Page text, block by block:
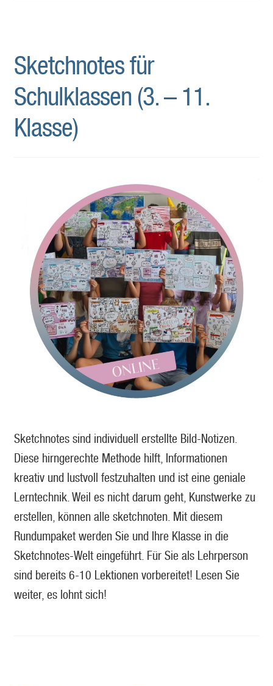
Sketchnotes für
Schulklassen (3. – 11.
Klasse)
Sketchnotes sind individuell erstellte Bild-Notizen.
Diese hirngerechte Methode hilft, Informationen
kreativ und lustvoll festzuhalten und ist eine geniale
Lerntechnik. Weil es nicht darum geht, Kunstwerke zu
erstellen, können alle sketchnoten. Mit diesem
Rundumpaket werden Sie und Ihre Klasse in die
Sketchnotes-Welt eingeführt. Für Sie als Lehrperson
sind bereits 6-10 Lektionen vorbereitet! Lesen Sie
weiter, es lohnt sich!